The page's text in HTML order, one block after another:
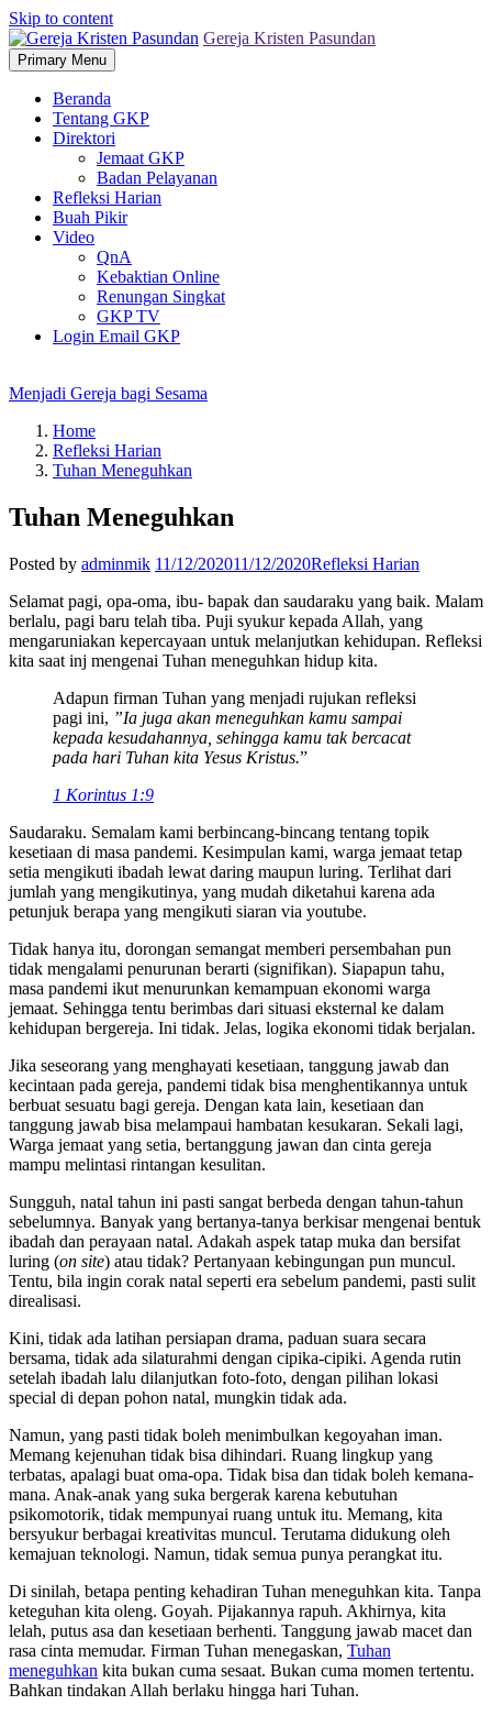
Skip to content
Gereja Kristen Pasundan
Primary Menu
Beranda
Tentang GKP
Direktori
Jemaat GKP
Badan Pelayanan
Refleksi Harian
Buah Pikir
Video
QnA
Kebaktian Online
Renungan Singkat
GKP TV
Login Email GKP
Menjadi Gereja bagi Sesama
Home
Refleksi Harian
Tuhan Meneguhkan
Tuhan Meneguhkan
Posted by adminmik 11/12/202011/12/2020Refleksi Harian
Selamat pagi, opa-oma, ibu- bapak dan saudaraku yang baik. Malam
berlalu, pagi baru telah tiba. Puji syukur kepada Allah, yang
mengaruniakan kepercayaan untuk melanjutkan kehidupan. Refleksi
kita saat inj mengenai Tuhan meneguhkan hidup kita.
Adapun firman Tuhan yang menjadi rujukan refleksi
pagi ini, ”Ia juga akan meneguhkan kamu sampai
kepada kesudahannya, sehingga kamu tak bercacat
pada hari Tuhan kita Yesus Kristus.”
1 Korintus 1:9
Saudaraku. Semalam kami berbincang-bincang tentang topik
kesetiaan di masa pandemi. Kesimpulan kami, warga jemaat tetap
setia mengikuti ibadah lewat daring maupun luring. Terlihat dari
jumlah yang mengikutinya, yang mudah diketahui karena ada
petunjuk berapa yang mengikuti siaran via youtube.
Tidak hanya itu, dorongan semangat memberi persembahan pun
tidak mengalami penurunan berarti (signifikan). Siapapun tahu,
masa pandemi ikut menurunkan kemampuan ekonomi warga
jemaat. Sehingga tentu berimbas dari situasi eksternal ke dalam
kehidupan bergereja. Ini tidak. Jelas, logika ekonomi tidak berjalan.
Jika seseorang yang menghayati kesetiaan, tanggung jawab dan
kecintaan pada gereja, pandemi tidak bisa menghentikannya untuk
berbuat sesuatu bagi gereja. Dengan kata lain, kesetiaan dan
tanggung jawab bisa melampaui hambatan kesukaran. Sekali lagi,
Warga jemaat yang setia, bertanggung jawan dan cinta gereja
mampu melintasi rintangan kesulitan.
Sungguh, natal tahun ini pasti sangat berbeda dengan tahun-tahun
sebelumnya. Banyak yang bertanya-tanya berkisar mengenai bentuk
ibadah dan perayaan natal. Adakah aspek tatap muka dan bersifat
luring (on site) atau tidak? Pertanyaan kebingungan pun muncul.
Tentu, bila ingin corak natal seperti era sebelum pandemi, pasti sulit
direalisasi.
Kini, tidak ada latihan persiapan drama, paduan suara secara
bersama, tidak ada silaturahmi dengan cipika-cipiki. Agenda rutin
setelah ibadah lalu dilanjutkan foto-foto, dengan pilihan lokasi
special di depan pohon natal, mungkin tidak ada.
Namun, yang pasti tidak boleh menimbulkan kegoyahan iman.
Memang kejenuhan tidak bisa dihindari. Ruang lingkup yang
terbatas, apalagi buat oma-opa. Tidak bisa dan tidak boleh kemana-
mana. Anak-anak yang suka bergerak karena kebutuhan
psikomotorik, tidak mempunyai ruang untuk itu. Memang, kita
bersyukur berbagai kreativitas muncul. Terutama didukung oleh
kemajuan teknologi. Namun, tidak semua punya perangkat itu.
Di sinilah, betapa penting kehadiran Tuhan meneguhkan kita. Tanpa
keteguhan kita oleng. Goyah. Pijakannya rapuh. Akhirnya, kita
lelah, putus asa dan kesetiaan berhenti. Tanggung jawab macet dan
rasa cinta memudar. Firman Tuhan menegaskan, Tuhan
meneguhkan kita bukan cuma sesaat. Bukan cuma momen tertentu.
Bahkan tindakan Allah berlaku hingga hari Tuhan.